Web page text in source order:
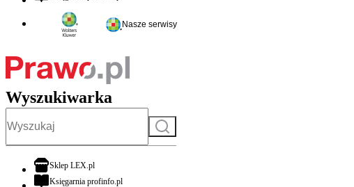
Nasze serwisy
Wyszukiwarka
Szukaj
Sklep LEX.plotwiera się w nowej karcie
Księgarnia profinfo.plotwiera się w nowej karcie